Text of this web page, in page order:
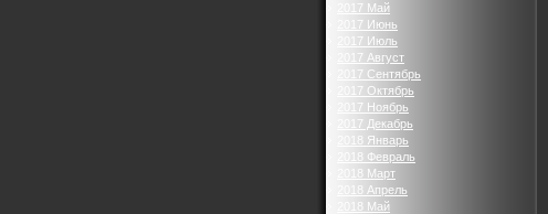
2017 Май
2017 Июнь
2017 Июль
2017 Август
2017 Сентябрь
2017 Октябрь
2017 Ноябрь
2017 Декабрь
2018 Январь
2018 Февраль
2018 Март
2018 Апрель
2018 Май